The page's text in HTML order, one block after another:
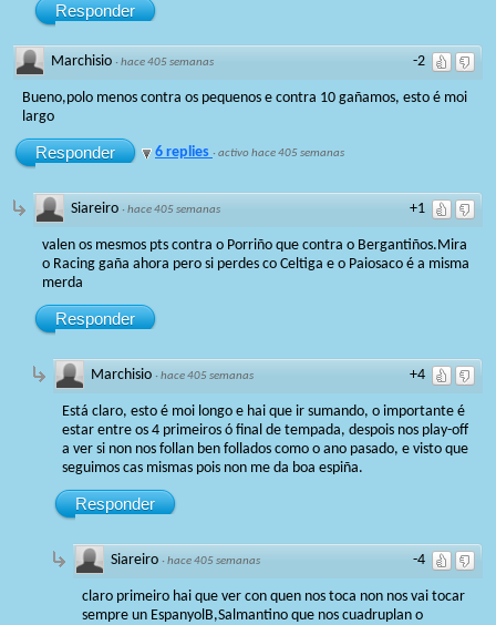
Responder
-2
Marchisio ·hace 405 semanas
Bueno,polo menos contra os pequenos e contra 10 gañamos, esto é moi
largo
Responder 6 replies ·activo hace 405 semanas
+1
Siareiro ·hace 405 semanas
valen os mesmos pts contra o Porriño que contra o Bergantiños.Mira
o Racing gaña ahora pero si perdes co Celtiga e o Paiosaco é a misma
merda
Responder
+4
Marchisio ·hace 405 semanas
Está claro, esto é moi longo e hai que ir sumando, o importante é
estar entre os 4 primeiros ó final de tempada, despois nos play-off
a ver si non nos follan ben follados como o ano pasado, e visto que
seguimos cas mismas pois non me da boa espiña.
Responder
-4
Siareiro ·hace 405 semanas
claro primeiro hai que ver con quen nos toca non nos vai tocar
sempre un EspanyolB,Salmantino que nos cuadruplan o